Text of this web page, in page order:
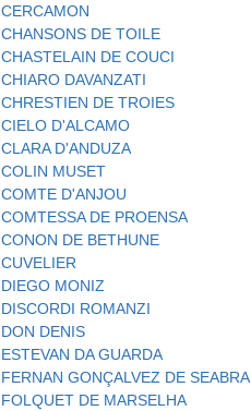
CERCAMON
CHANSONS DE TOILE
CHASTELAIN DE COUCI
CHIARO DAVANZATI
CHRESTIEN DE TROIES
CIELO D'ALCAMO
CLARA D'ANDUZA
COLIN MUSET
COMTE D'ANJOU
COMTESSA DE PROENSA
CONON DE BETHUNE
CUVELIER
DIEGO MONIZ
DISCORDI ROMANZI
DON DENIS
ESTEVAN DA GUARDA
FERNAN GONÇALVEZ DE SEABRA
FOLQUET DE MARSELHA